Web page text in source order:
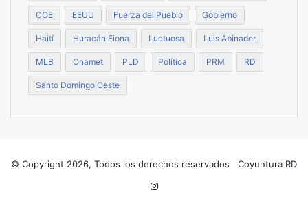
COE EEUU Fuerza del Pueblo Gobierno
Haití Huracán Fiona Luctuosa Luis Abinader
MLB Onamet PLD Política PRM RD
Santo Domingo Oeste
© Copyright 2026, Todos los derechos reservados Coyuntura RD
Instagram